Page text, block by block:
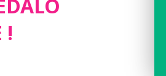
!